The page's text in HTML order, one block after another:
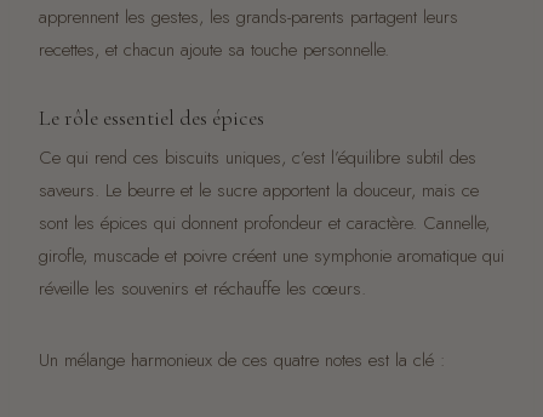
apprennent les gestes, les grands-parents partagent leurs
recettes, et chacun ajoute sa touche personnelle.
Le rôle essentiel des épices
Ce qui rend ces biscuits uniques, c’est l’équilibre subtil des
saveurs. Le beurre et le sucre apportent la douceur, mais ce
sont les épices qui donnent profondeur et caractère. Cannelle,
girofle, muscade et poivre créent une symphonie aromatique qui
réveille les souvenirs et réchauffe les cœurs.
Un mélange harmonieux de ces quatre notes est la clé :